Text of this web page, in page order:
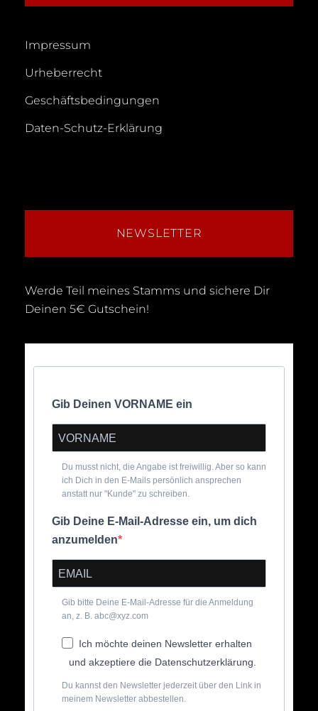
Impressum
Urheberrecht
Geschäftsbedingungen
Daten-Schutz-Erklärung
NEWSLETTER
Werde Teil meines Stamms und sichere Dir
Deinen 5€ Gutschein!
Gib Deinen VORNAME ein
Du musst nicht, die Angabe ist freiwillig. Aber so kann
ich Dich in den E-Mails persönlich ansprechen
anstatt nur "Kunde" zu schreiben.
Gib Deine E-Mail-Adresse ein, um dich
anzumelden
Gib bitte Deine E-Mail-Adresse für die Anmeldung
an, z. B. abc@xyz.com
Ich möchte deinen Newsletter erhalten
und akzeptiere die Datenschutzerklärung.
Du kannst den Newsletter jederzeit über den Link in
meinem Newsletter abbestellen.